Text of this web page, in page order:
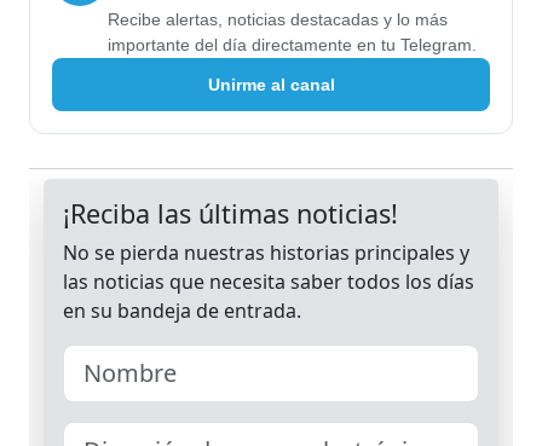
Recibe alertas, noticias destacadas y lo más
importante del día directamente en tu Telegram.
Unirme al canal